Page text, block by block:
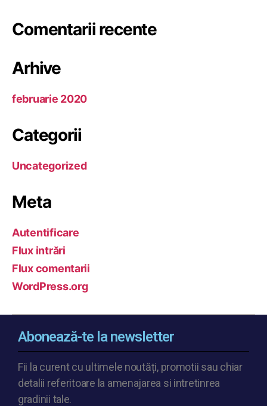
Comentarii recente
Arhive
februarie 2020
Categorii
Uncategorized
Meta
Autentificare
Flux intrări
Flux comentarii
WordPress.org
Abonează-te la newsletter
Fii la curent cu ultimele noutăți, promotii sau chiar
detalii referitoare la amenajarea si intretinrea
gradinii tale.